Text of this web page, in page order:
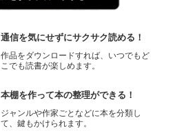
通信を気にせずにサクサク読める！
作品をダウンロードすれば、いつでもど
こでも読書が楽しめます。
本棚を作って本の整理ができる！
ジャンルや作家ごとなどに本を分類し
て、鍵もかけられます。